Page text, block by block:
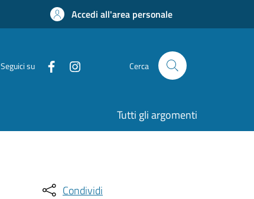
Accedi all'area personale
Seguici su Cerca
Tutti gli argomenti
Condividi